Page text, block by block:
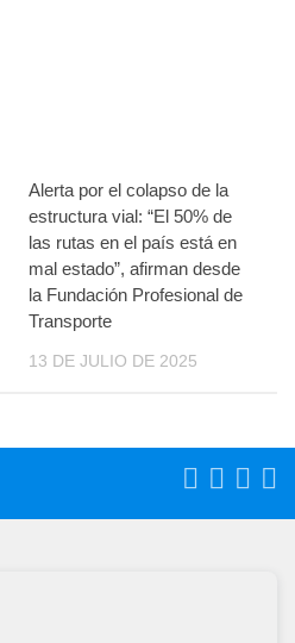
Alerta por el colapso de la
estructura vial: “El 50% de
las rutas en el país está en
mal estado”, afirman desde
la Fundación Profesional de
Transporte
13 DE JULIO DE 2025